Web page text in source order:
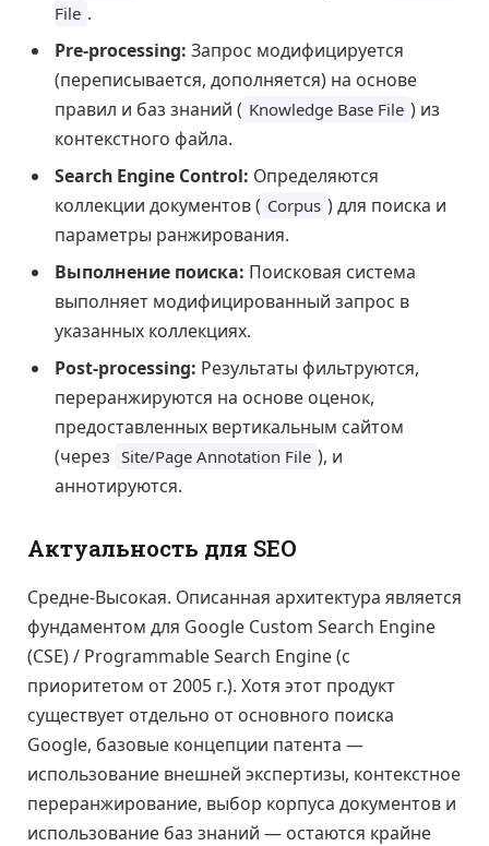
File .
Pre-processing: Запрос модифицируется
(переписывается, дополняется) на основе
правил и баз знаний ( Knowledge Base File ) из
контекстного файла.
Search Engine Control: Определяются
коллекции документов ( Corpus ) для поиска и
параметры ранжирования.
Выполнение поиска: Поисковая система
выполняет модифицированный запрос в
указанных коллекциях.
Post-processing: Результаты фильтруются,
переранжируются на основе оценок,
предоставленных вертикальным сайтом
(через Site/Page Annotation File ), и
аннотируются.
Актуальность для SEO
Средне-Высокая. Описанная архитектура является
фундаментом для Google Custom Search Engine
(CSE) / Programmable Search Engine (с
приоритетом от 2005 г.). Хотя этот продукт
существует отдельно от основного поиска
Google, базовые концепции патента —
использование внешней экспертизы, контекстное
переранжирование, выбор корпуса документов и
использование баз знаний — остаются крайне